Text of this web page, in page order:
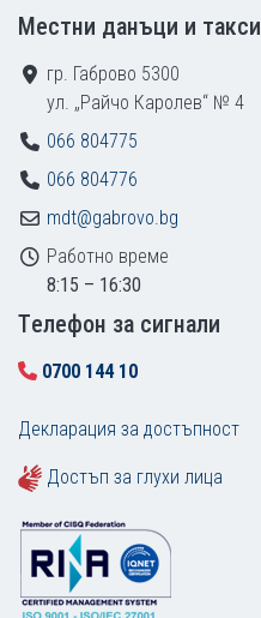
Местни данъци и такси
гр. Габрово 5300
ул. „Райчо Каролев“ № 4
066 804775
066 804776
mdt@gabrovo.bg
Работно време
8:15 – 16:30
Tелефон за сигнали
0700 144 10
Декларация за достъпност
Достъп за глухи лица